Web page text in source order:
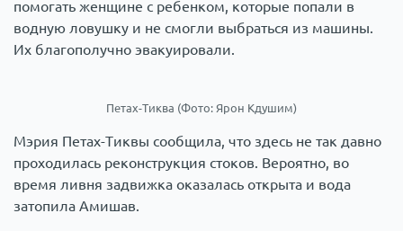
помогать женщине с ребенком, которые попали в
водную ловушку и не смогли выбраться из машины.
Их благополучно эвакуировали.
Петах-Тиква (Фото: Ярон Кдушим)
Мэрия Петах-Тиквы сообщила, что здесь не так давно
проходилась реконструкция стоков. Вероятно, во
время ливня задвижка оказалась открыта и вода
затопила Амишав.